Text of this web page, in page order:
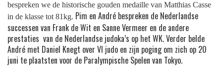
bespreken we de historische gouden medaille van Matthias Casse
in de klasse tot 81kg. Pim en André bespreken de Nederlandse
successen van Frank de Wit en Sanne Vermeer en de andere
prestaties van de Nederlandse judoka’s op het WK.Verder belde
André met Daniel Knegt over VI judo en zijn poging om zich op 20
juni te plaatsten voor de Paralympische Spelen van Tokyo.